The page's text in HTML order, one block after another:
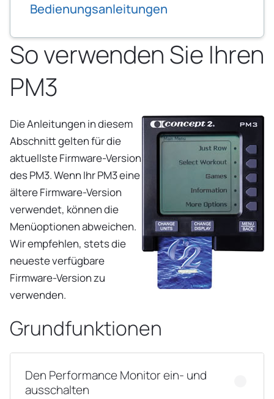
Bedienungsanleitungen
So verwenden Sie Ihren
PM3
Die Anleitungen in diesem
Abschnitt gelten für die
aktuellste Firmware-Version
des PM3. Wenn Ihr PM3 eine
ältere Firmware-Version
verwendet, können die
Menüoptionen abweichen.
Wir empfehlen, stets die
neueste verfügbare
Firmware-Version zu
verwenden.
Grundfunktionen
Den Performance Monitor ein- und
ausschalten